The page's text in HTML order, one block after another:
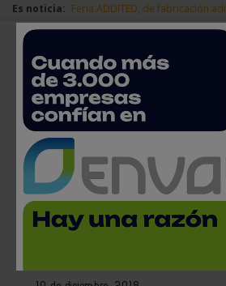
Es noticia: Feria ADDITED, de fabricación
Redes Sociales
Universal Robots
décimo aniversario